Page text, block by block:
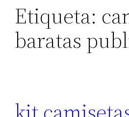
Etiqueta:
baratas